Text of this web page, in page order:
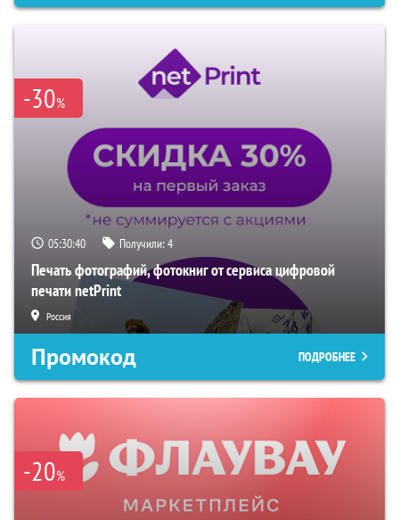
-30%
05:30:39 Получили:4
Печать фотографий, фотокниг от сервиса цифровой
печати netPrint
Россия
Промокод ПОДРОБНЕЕ
-20%